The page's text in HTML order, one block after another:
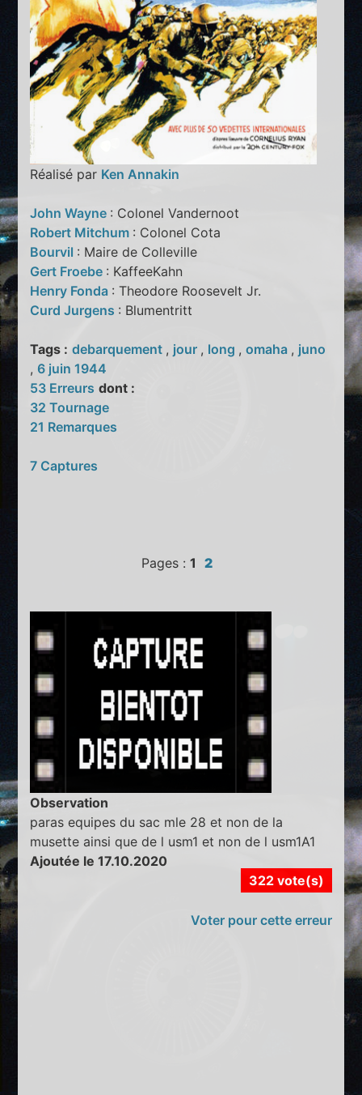
Réalisé par Ken Annakin
John Wayne : Colonel Vandernoot
Robert Mitchum : Colonel Cota
Bourvil : Maire de Colleville
Gert Froebe : KaffeeKahn
Henry Fonda : Theodore Roosevelt Jr.
Curd Jurgens : Blumentritt
Tags : debarquement , jour , long ,omaha , juno
,6 juin 1944
53 Erreurs dont :
32 Tournage
21 Remarques
7 Captures
Pages : 1 2
Observation
paras equipes du sac mle 28 et non de la
musette ainsi que de l usm1 et non de l usm1A1
Ajoutée le 17.10.2020
322 vote(s)
Voter pour cette erreur